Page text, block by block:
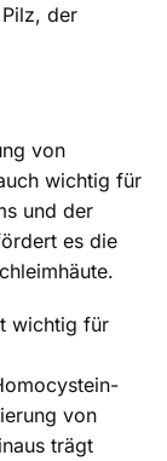
der
von
wichtig für
und der
es die
wichtig für
von
trägt